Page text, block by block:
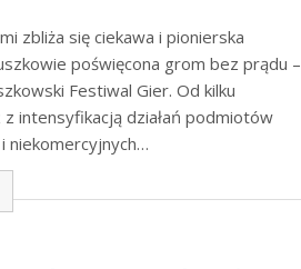
zbliża się ciekawa i pionierska
poświęcona grom bez prądu –
Festiwal Gier. Od kilku
intensyfikacją działań podmiotów
niekomercyjnych…